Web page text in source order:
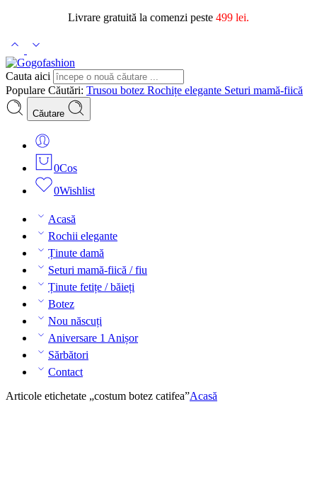
Livrare gratuită la comenzi peste 499 lei.
Cauta aici
Populare Căutări: Trusou botez Rochițe elegante Seturi mamă-fiică
Căutare
0Cos
0Wishlist
Acasă
Rochii elegante
Ținute damă
Seturi mamă-fiică / fiu
Ținute fetițe / băieți
Botez
Nou născuți
Aniversare 1 Anișor
Sărbători
Contact
Articole etichetate „costum botez catifea”Acasă